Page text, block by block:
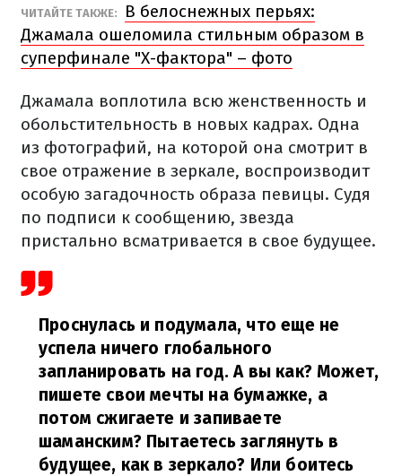
ЧИТАЙТЕ ТАКЖЕ:
В белоснежных перьях:
Джамала ошеломила стильным образом в
суперфинале "Х-фактора" – фото
Джамала воплотила всю женственность и
обольстительность в новых кадрах. Одна
из фотографий, на которой она смотрит в
свое отражение в зеркале, воспроизводит
особую загадочность образа певицы. Судя
по подписи к сообщению, звезда
пристально всматривается в свое будущее.
Проснулась и подумала, что еще не
успела ничего глобального
запланировать на год. А вы как? Может,
пишете свои мечты на бумажке, а
потом сжигаете и запиваете
шаманским? Пытаетесь заглянуть в
будущее, как в зеркало? Или боитесь